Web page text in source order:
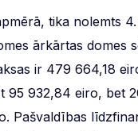
tika nolemts
ārkārtas domes
ir 479 664,18
95 932,84 eiro, bet
Pašvaldības